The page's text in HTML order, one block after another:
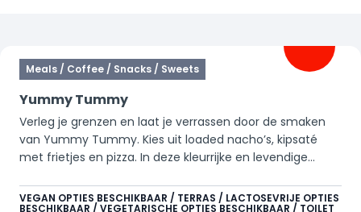
Meals / Coffee / Snacks / Sweets
Yummy Tummy
Verleg je grenzen en laat je verrassen door de smaken
van Yummy Tummy. Kies uit loaded nacho’s, kipsaté
met frietjes en pizza. In deze kleurrijke en levendige
device. Tap eenvoudig je eigen frisdrank of warme drank
VEGAN OPTIES BESCHIKBAAR / TERRAS / LACTOSEVRIJE OPTIES
BESCHIKBAAR / VEGETARISCHE OPTIES BESCHIKBAAR / TOILET